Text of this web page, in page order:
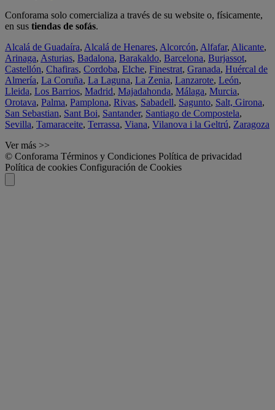
Conforama solo comercializa a través de su website o, físicamente,
en sus tiendas de sofás.
Alcalá de Guadaíra, Alcalá de Henares, Alcorcón, Alfafar, Alicante,
Arinaga, Asturias, Badalona, Barakaldo, Barcelona, Burjassot,
Castellón, Chafiras, Cordoba, Elche, Finestrat, Granada, Huércal de
Almería, La Coruña, La Laguna, La Zenia, Lanzarote, León,
Lleida, Los Barrios, Madrid, Majadahonda, Málaga, Murcia,
Orotava, Palma, Pamplona, Rivas, Sabadell, Sagunto, Salt, Girona,
San Sebastian, Sant Boi, Santander, Santiago de Compostela,
Sevilla, Tamaraceite, Terrassa, Viana, Vilanova i la Geltrú, Zaragoza
Ver más >>
© Conforama Términos y Condiciones Política de privacidad
Política de cookies Configuración de Cookies